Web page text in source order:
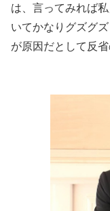
は、言ってみれば
いてかなりグズグ
が原因だとして反省